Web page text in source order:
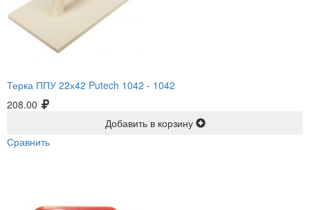
Терка ППУ 22х42 Putech 1042 - 1042
208.00
Добавить в корзину
Сравнить